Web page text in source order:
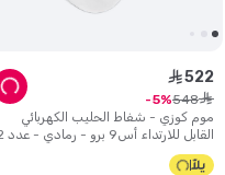
موم كوزي - شفاط الحليب الكهربائي
القابل للارتداء أس9 برو - رمادي - عدد 2
ê522
ê
548
5